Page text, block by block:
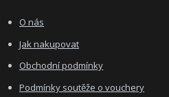
O nás
Jak nakupovat
Obchodní podmínky
Podmínky soutěže o vouchery